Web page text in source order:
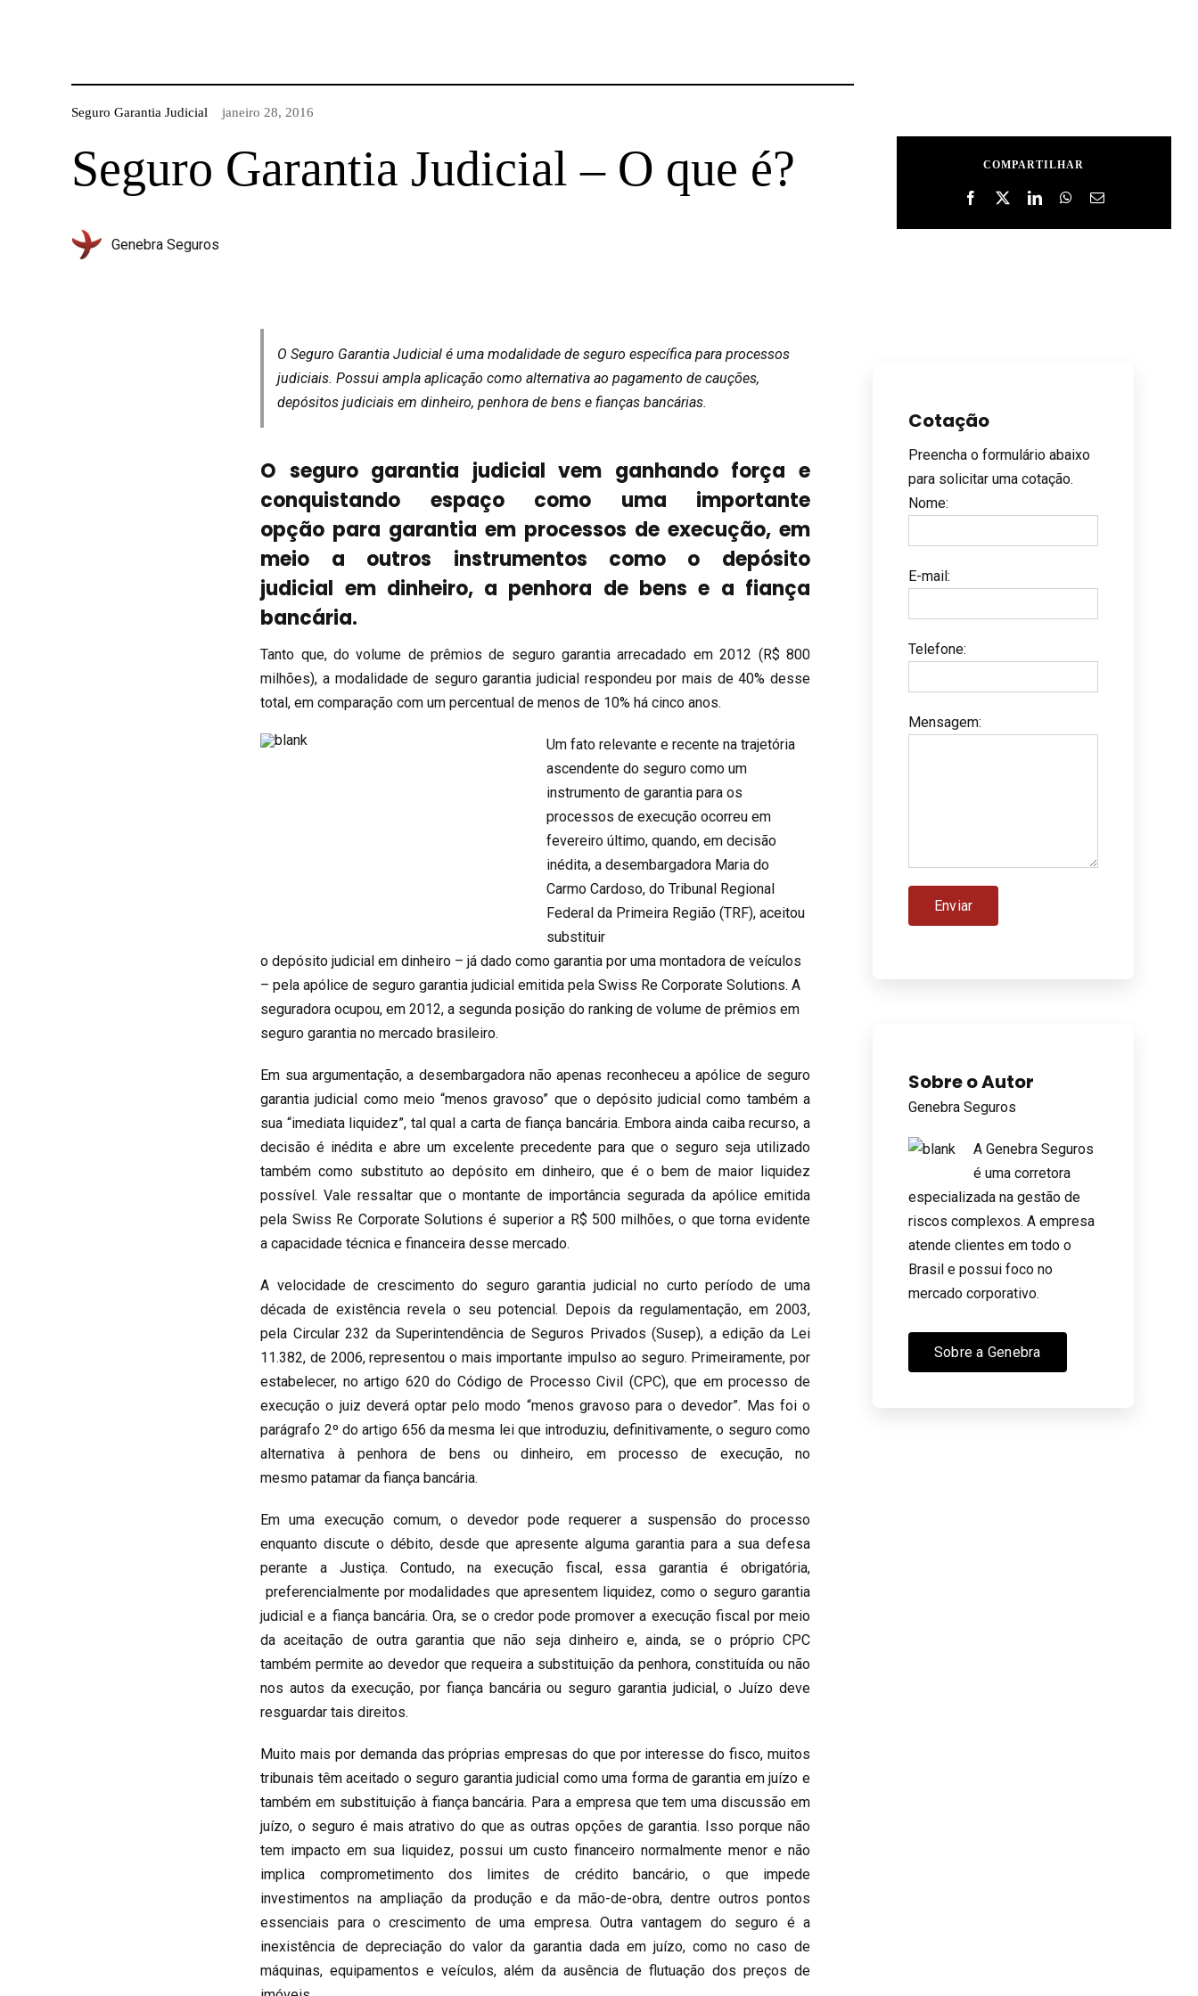
Seguro Garantia Judicial janeiro 28, 2016
Seguro Garantia Judicial – O que é?
Genebra Seguros
COMPARTILHAR
O Seguro Garantia Judicial é uma modalidade de seguro específica para processos
judiciais. Possui ampla aplicação como alternativa ao pagamento de cauções,
depósitos judiciais em dinheiro, penhora de bens e fianças bancárias.
O seguro garantia judicial vem ganhando força e
conquistando espaço como uma importante
opção para garantia em processos de execução, em
meio a outros instrumentos como o depósito
judicial em dinheiro, a penhora de bens e a fiança
bancária.
Tanto que, do volume de prêmios de seguro garantia arrecadado em 2012 (R$ 800
milhões), a modalidade de seguro garantia judicial respondeu por mais de 40% desse
total, em comparação com um percentual de menos de 10% há cinco anos.
Um fato relevante e recente na trajetória
ascendente do seguro como um
instrumento de garantia para os
processos de execução ocorreu em
fevereiro último, quando, em decisão
inédita, a desembargadora Maria do
Carmo Cardoso, do Tribunal Regional
Federal da Primeira Região (TRF), aceitou
substituir
o depósito judicial em dinheiro – já dado como garantia por uma montadora de veículos
– pela apólice de seguro garantia judicial emitida pela Swiss Re Corporate Solutions. A
seguradora ocupou, em 2012, a segunda posição do ranking de volume de prêmios em
seguro garantia no mercado brasileiro.
Em sua argumentação, a desembargadora não apenas reconheceu a apólice de seguro
garantia judicial como meio “menos gravoso” que o depósito judicial como também a
sua “imediata liquidez”, tal qual a carta de fiança bancária. Embora ainda caiba recurso, a
decisão é inédita e abre um excelente precedente para que o seguro seja utilizado
também como substituto ao depósito em dinheiro, que é o bem de maior liquidez
possível. Vale ressaltar que o montante de importância segurada da apólice emitida
pela Swiss Re Corporate Solutions é superior a R$ 500 milhões, o que torna evidente
a capacidade técnica e financeira desse mercado.
A velocidade de crescimento do seguro garantia judicial no curto período de uma
década de existência revela o seu potencial. Depois da regulamentação, em 2003,
pela Circular 232 da Superintendência de Seguros Privados (Susep), a edição da Lei
11.382, de 2006, representou o mais importante impulso ao seguro. Primeiramente, por
estabelecer, no artigo 620 do Código de Processo Civil (CPC), que em processo de
execução o juiz deverá optar pelo modo “menos gravoso para o devedor”. Mas foi o
parágrafo 2º do artigo 656 da mesma lei que introduziu, definitivamente, o seguro como
alternativa à penhora de bens ou dinheiro, em processo de execução, no
mesmo patamar da fiança bancária.
Em uma execução comum, o devedor pode requerer a suspensão do processo
enquanto discute o débito, desde que apresente alguma garantia para a sua defesa
perante a Justiça. Contudo, na execução fiscal, essa garantia é obrigatória,
preferencialmente por modalidades que apresentem liquidez, como o seguro garantia
judicial e a fiança bancária. Ora, se o credor pode promover a execução fiscal por meio
da aceitação de outra garantia que não seja dinheiro e, ainda, se o próprio CPC
também permite ao devedor que requeira a substituição da penhora, constituída ou não
nos autos da execução, por fiança bancária ou seguro garantia judicial, o Juízo deve
resguardar tais direitos.
Muito mais por demanda das próprias empresas do que por interesse do fisco, muitos
tribunais têm aceitado o seguro garantia judicial como uma forma de garantia em juízo e
também em substituição à fiança bancária. Para a empresa que tem uma discussão em
juízo, o seguro é mais atrativo do que as outras opções de garantia. Isso porque não
tem impacto em sua liquidez, possui um custo financeiro normalmente menor e não
implica comprometimento dos limites de crédito bancário, o que impede
investimentos na ampliação da produção e da mão-de-obra, dentre outros pontos
essenciais para o crescimento de uma empresa. Outra vantagem do seguro é a
inexistência de depreciação do valor da garantia dada em juízo, como no caso de
máquinas, equipamentos e veículos, além da ausência de flutuação dos preços de
Cotação
Preencha o formulário abaixo
para solicitar uma cotação.
Nome:
E-mail:
Telefone:
Mensagem:
Sobre o Autor
Genebra Seguros
A Genebra Seguros
é uma corretora
especializada na gestão de
riscos complexos. A empresa
atende clientes em todo o
Brasil e possui foco no
mercado corporativo.
Sobre a Genebra